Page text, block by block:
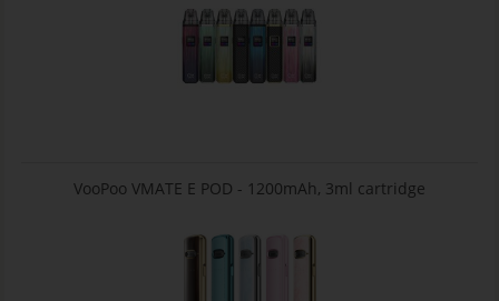
VooPoo VMATE E POD - 1200mAh, 3ml cartridge